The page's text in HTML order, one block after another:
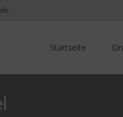
Startseite